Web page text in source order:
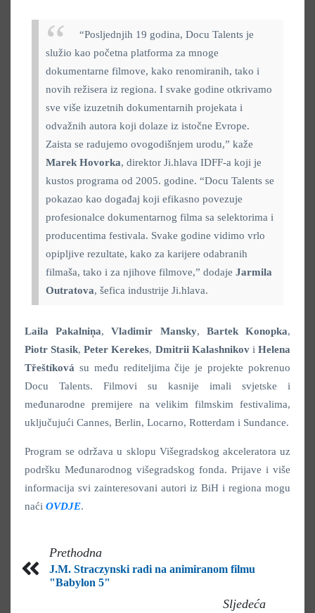
“Posljednjih 19 godina, Docu Talents je
služio kao početna platforma za mnoge
dokumentarne filmove, kako renomiranih, tako i
novih režisera iz regiona. I svake godine otkrivamo
sve više izuzetnih dokumentarnih projekata i
odvažnih autora koji dolaze iz istočne Evrope.
Zaista se radujemo ovogodišnjem urodu,” kaže
Marek Hovorka, direktor Ji.hlava IDFF-a koji je
kustos programa od 2005. godine. “Docu Talents se
pokazao kao događaj koji efikasno povezuje
profesionalce dokumentarnog filma sa selektorima i
producentima festivala. Svake godine vidimo vrlo
opipljive rezultate, kako za karijere odabranih
filmaša, tako i za njihove filmove,” dodaje Jarmila
Outratova, šefica industrije Ji.hlava.
Laila Pakalniņa, Vladimir Mansky, Bartek Konopka,
Piotr Stasik, Peter Kerekes, Dmitrii Kalashnikovi Helena
Třeštíková su među rediteljima čije je projekte pokrenuo
Docu Talents. Filmovi su kasnije imali svjetske i
međunarodne premijere na velikim filmskim festivalima,
uključujući Cannes, Berlin, Locarno, Rotterdam i Sundance.
Program se održava u sklopu Višegradskog akceleratora uz
podršku Međunarodnog višegradskog fonda. Prijave i više
informacija svi zainteresovani autori iz BiH i regiona mogu
naći OVDJE.
Prethodna
J.M. Straczynski radi na animiranom filmu
"Babylon 5"
Sljedeća